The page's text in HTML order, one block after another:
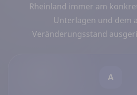
Rheinland immer am
Unterlagen und dem
Veränderungsstand
A